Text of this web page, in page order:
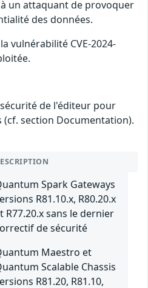
un attaquant de provoquer
des données.
vulnérabilité CVE-2024-
de l'éditeur pour
section Documentation).
Spark Gateways
R81.10.x, R80.20.x
R77.20.x sans le dernier
de sécurité
Maestro et
Scalable Chassis
R81.20, R81.10,